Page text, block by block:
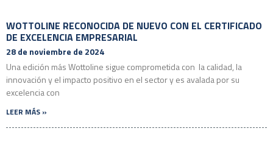
WOTTOLINE RECONOCIDA DE NUEVO CON EL CERTIFICADO
DE EXCELENCIA EMPRESARIAL
28 de noviembre de 2024
Una edición más Wottoline sigue comprometida con la calidad, la
innovación y el impacto positivo en el sector y es avalada por su
excelencia con
LEER MÁS »